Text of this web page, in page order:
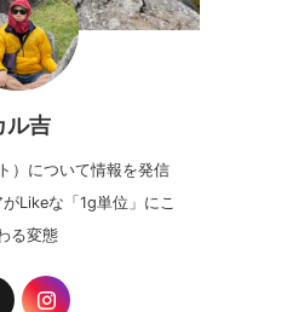
ル吉
）について情報を発信
Likeな「1g単位」にこ
る変態